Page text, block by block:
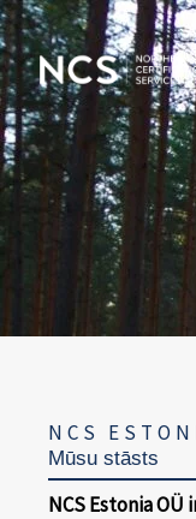
Skip
to
content
NCS
Mūsu stāsts
NCS Estonia